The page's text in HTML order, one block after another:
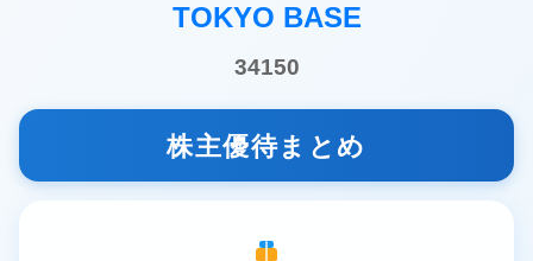
TOKYO BASE
34150
株主優待まとめ